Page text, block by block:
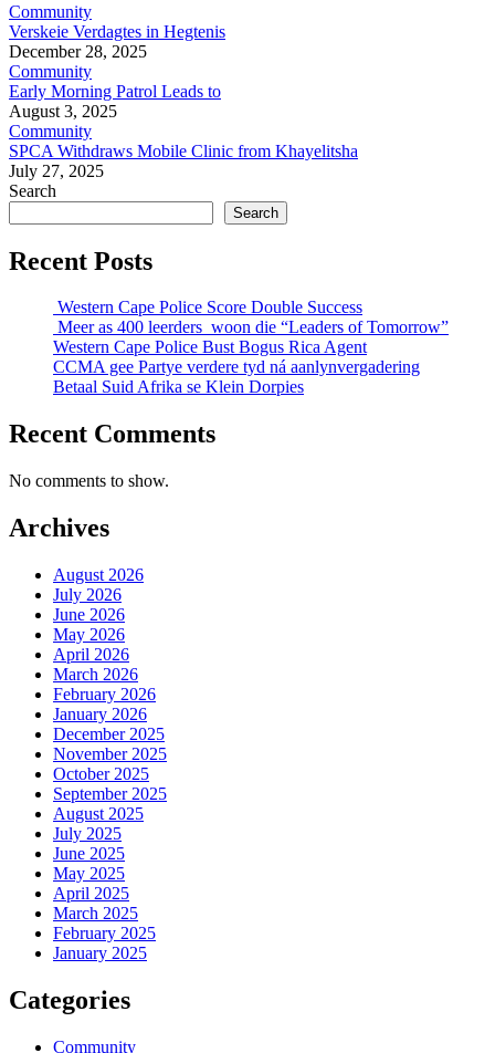
Community
Verskeie Verdagtes in Hegtenis
December 28, 2025
Community
Early Morning Patrol Leads to
August 3, 2025
Community
SPCA Withdraws Mobile Clinic from Khayelitsha
July 27, 2025
Search
Search
Recent Posts
Western Cape Police Score Double Success
Meer as 400 leerders woon die “Leaders of Tomorrow”
Western Cape Police Bust Bogus Rica Agent
CCMA gee Partye verdere tyd ná aanlynvergadering
Betaal Suid Afrika se Klein Dorpies
Recent Comments
No comments to show.
Archives
August 2026
July 2026
June 2026
May 2026
April 2026
March 2026
February 2026
January 2026
December 2025
November 2025
October 2025
September 2025
August 2025
July 2025
June 2025
May 2025
April 2025
March 2025
February 2025
January 2025
Categories
Community